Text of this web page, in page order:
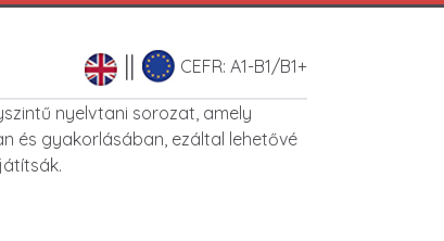
CEFR: A1-B1/B1+
nyelvtani sorozat, amely
és gyakorlásában, ezáltal lehetővé